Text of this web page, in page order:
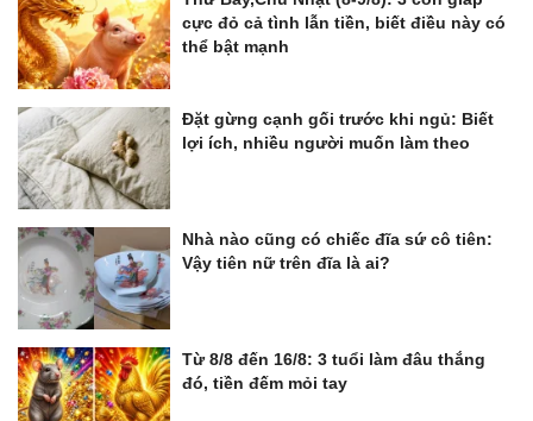
cực đỏ cả tình lẫn tiền, biết điều này có
thể bật mạnh
Đặt gừng cạnh gối trước khi ngủ: Biết
lợi ích, nhiều người muốn làm theo
Nhà nào cũng có chiếc đĩa sứ cô tiên:
Vậy tiên nữ trên đĩa là ai?
Từ 8/8 đến 16/8: 3 tuổi làm đâu thắng
đó, tiền đếm mỏi tay